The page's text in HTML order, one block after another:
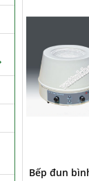
Bếp đun